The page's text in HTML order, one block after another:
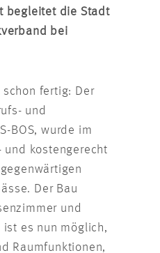
begleitet die Stadt
bei
fertig: Der
und
BOS, wurde im
kostengerecht
Der Bau
und
ist es nun möglich,
Raumfunktionen,